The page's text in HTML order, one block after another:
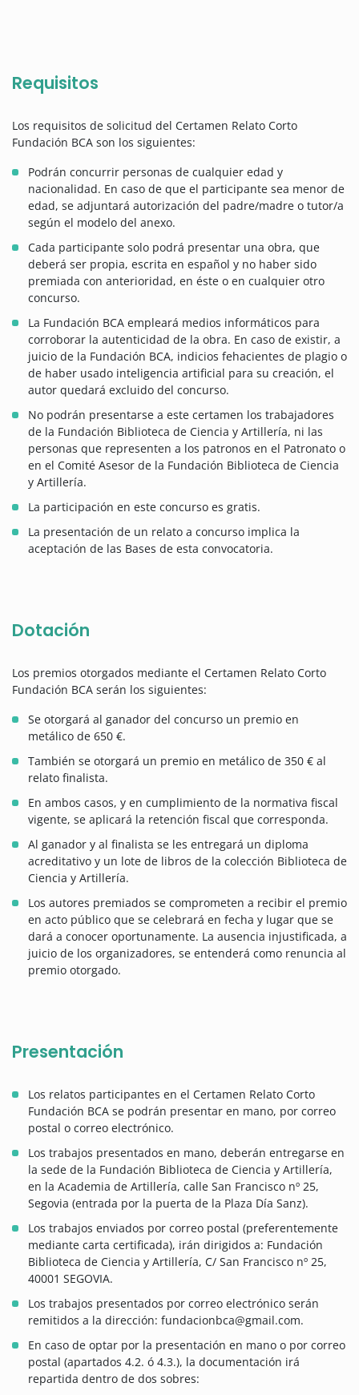
Requisitos
Los requisitos de solicitud del Certamen Relato Corto
Fundación BCA son los siguientes:
Podrán concurrir personas de cualquier edad y
nacionalidad. En caso de que el participante sea menor de
edad, se adjuntará autorización del padre/madre o tutor/a
según el modelo del anexo.
Cada participante solo podrá presentar una obra, que
deberá ser propia, escrita en español y no haber sido
premiada con anterioridad, en éste o en cualquier otro
concurso.
La Fundación BCA empleará medios informáticos para
corroborar la autenticidad de la obra. En caso de existir, a
juicio de la Fundación BCA, indicios fehacientes de plagio o
de haber usado inteligencia artificial para su creación, el
autor quedará excluido del concurso.
No podrán presentarse a este certamen los trabajadores
de la Fundación Biblioteca de Ciencia y Artillería, ni las
personas que representen a los patronos en el Patronato o
en el Comité Asesor de la Fundación Biblioteca de Ciencia
y Artillería.
La participación en este concurso es gratis.
La presentación de un relato a concurso implica la
aceptación de las Bases de esta convocatoria.
Dotación
Los premios otorgados mediante el Certamen Relato Corto
Fundación BCA serán los siguientes:
Se otorgará al ganador del concurso un premio en
metálico de 650 €.
También se otorgará un premio en metálico de 350 € al
relato finalista.
En ambos casos, y en cumplimiento de la normativa fiscal
vigente, se aplicará la retención fiscal que corresponda.
Al ganador y al finalista se les entregará un diploma
acreditativo y un lote de libros de la colección Biblioteca de
Ciencia y Artillería.
Los autores premiados se comprometen a recibir el premio
en acto público que se celebrará en fecha y lugar que se
dará a conocer oportunamente. La ausencia injustificada, a
juicio de los organizadores, se entenderá como renuncia al
premio otorgado.
Presentación
Los relatos participantes en el Certamen Relato Corto
Fundación BCA se podrán presentar en mano, por correo
postal o correo electrónico.
Los trabajos presentados en mano, deberán entregarse en
la sede de la Fundación Biblioteca de Ciencia y Artillería,
en la Academia de Artillería, calle San Francisco nº 25,
Segovia (entrada por la puerta de la Plaza Día Sanz).
Los trabajos enviados por correo postal (preferentemente
mediante carta certificada), irán dirigidos a: Fundación
Biblioteca de Ciencia y Artillería, C/ San Francisco nº 25,
40001 SEGOVIA.
Los trabajos presentados por correo electrónico serán
remitidos a la dirección: fundacionbca@gmail.com.
En caso de optar por la presentación en mano o por correo
postal (apartados 4.2. ó 4.3.), la documentación irá
repartida dentro de dos sobres: